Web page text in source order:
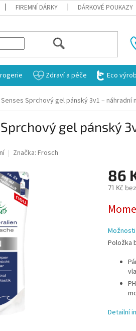
FIREMNÍ DÁRKY DÁRKOVÉ POUKAZY
HLEDAT
Zdraví a péče Eco
Sprchový gel pánský 3v1 – náhradní
Sprchový gel pánský
Značka: Frosch
86
71 Kč
cena:
Položka
Detailní